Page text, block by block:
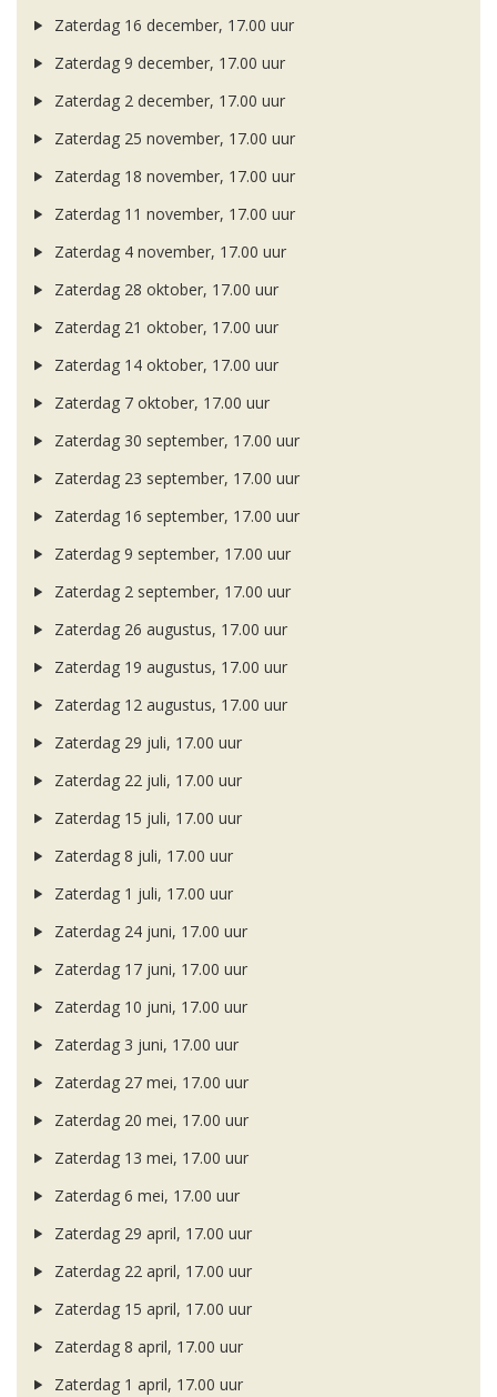
Zaterdag 16 december, 17.00 uur
Zaterdag 9 december, 17.00 uur
Zaterdag 2 december, 17.00 uur
Zaterdag 25 november, 17.00 uur
Zaterdag 18 november, 17.00 uur
Zaterdag 11 november, 17.00 uur
Zaterdag 4 november, 17.00 uur
Zaterdag 28 oktober, 17.00 uur
Zaterdag 21 oktober, 17.00 uur
Zaterdag 14 oktober, 17.00 uur
Zaterdag 7 oktober, 17.00 uur
Zaterdag 30 september, 17.00 uur
Zaterdag 23 september, 17.00 uur
Zaterdag 16 september, 17.00 uur
Zaterdag 9 september, 17.00 uur
Zaterdag 2 september, 17.00 uur
Zaterdag 26 augustus, 17.00 uur
Zaterdag 19 augustus, 17.00 uur
Zaterdag 12 augustus, 17.00 uur
Zaterdag 29 juli, 17.00 uur
Zaterdag 22 juli, 17.00 uur
Zaterdag 15 juli, 17.00 uur
Zaterdag 8 juli, 17.00 uur
Zaterdag 1 juli, 17.00 uur
Zaterdag 24 juni, 17.00 uur
Zaterdag 17 juni, 17.00 uur
Zaterdag 10 juni, 17.00 uur
Zaterdag 3 juni, 17.00 uur
Zaterdag 27 mei, 17.00 uur
Zaterdag 20 mei, 17.00 uur
Zaterdag 13 mei, 17.00 uur
Zaterdag 6 mei, 17.00 uur
Zaterdag 29 april, 17.00 uur
Zaterdag 22 april, 17.00 uur
Zaterdag 15 april, 17.00 uur
Zaterdag 8 april, 17.00 uur
Zaterdag 1 april, 17.00 uur